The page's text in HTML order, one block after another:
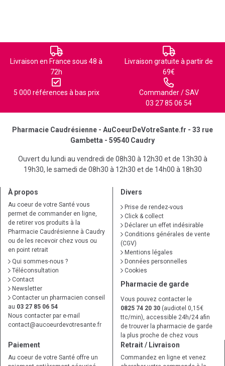
Livraison en France sous 48 à
72h
Livraison gratuite à partir de
69€
5 000 références à bas prix
Commander / SAV
03 27 85 06 54
Pharmacie Caudrésienne - AuCoeurDeVotreSante.fr - 33 rue
Gambetta - 59540 Caudry
Ouvert du lundi au vendredi de 08h30 à 12h30 et de 13h30 à
19h30, le samedi de 08h30 à 12h30 et de 14h00 à 18h30
À propos
Au coeur de votre Santé vous
permet de commander en ligne,
de retirer vos produits à la
Pharmacie Caudrésienne à Caudry
ou de les recevoir chez vous ou
en point retrait
Qui sommes-nous ?
Téléconsultation
Contact
Newsletter
Contacter un pharmacien conseil
au 03 27 85 06 54
Nous contacter par e-mail
contact@aucoeurdevotresante.fr
Divers
Prise de rendez-vous
Click & collect
Déclarer un effet indésirable
Conditions générales de vente
(CGV)
Mentions légales
Données personnelles
Cookies
Pharmacie de garde
Vous pouvez contacter le
0825 74 20 30 (audiotel 0,15€
ttc/min), accessible 24h/24 afin
de trouver la pharmacie de garde
la plus proche de chez vous
Paiement
Au coeur de votre Santé offre un
Retrait / Livraison
Commandez en ligne et venez